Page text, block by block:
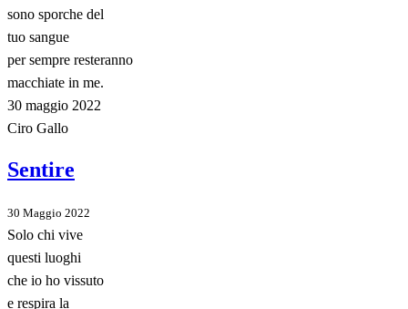
sono sporche del
tuo sangue
per sempre resteranno
macchiate in me.
30 maggio 2022
Ciro Gallo
Sentire
30 Maggio 2022
Solo chi vive
questi luoghi
che io ho vissuto
e respira la